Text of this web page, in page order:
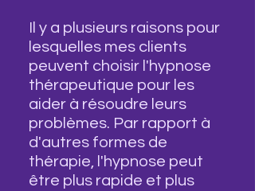
Il y a plusieurs raisons pour
lesquelles mes clients
peuvent choisir l'hypnose
thérapeutique pour les
aider à résoudre leurs
problèmes. Par rapport à
d'autres formes de
thérapie, l'hypnose peut
être plus rapide et plus